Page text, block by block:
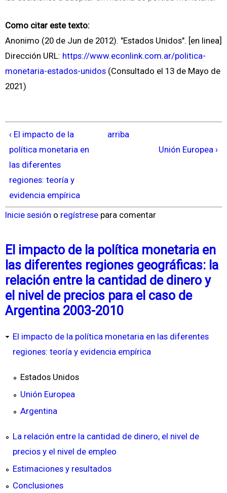
Como citar este texto:
Anonimo (20 de Jun de 2012). "Estados Unidos". [en linea]
Dirección URL: https://www.econlink.com.ar/politica-
monetaria-estados-unidos (Consultado el 13 de Mayo de
2021)
‹ El impacto de la
política monetaria en
las diferentes
regiones: teoría y
evidencia empírica
arriba
Unión Europea ›
Inicie sesión o regístrese para comentar
El impacto de la política monetaria en
las diferentes regiones geográficas: la
relación entre la cantidad de dinero y
el nivel de precios para el caso de
Argentina 2003-2010
El impacto de la política monetaria en las diferentes
regiones: teoría y evidencia empírica
Estados Unidos
Unión Europea
Argentina
La relación entre la cantidad de dinero, el nivel de
precios y el nivel de empleo
Estimaciones y resultados
Conclusiones